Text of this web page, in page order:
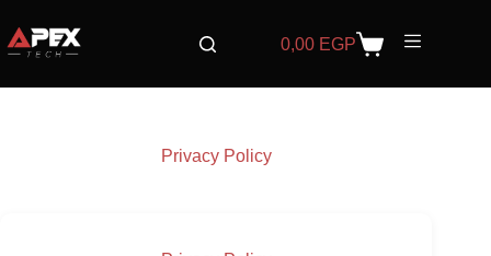
to
Shopping
cart
0,00 EGP
Privacy Policy